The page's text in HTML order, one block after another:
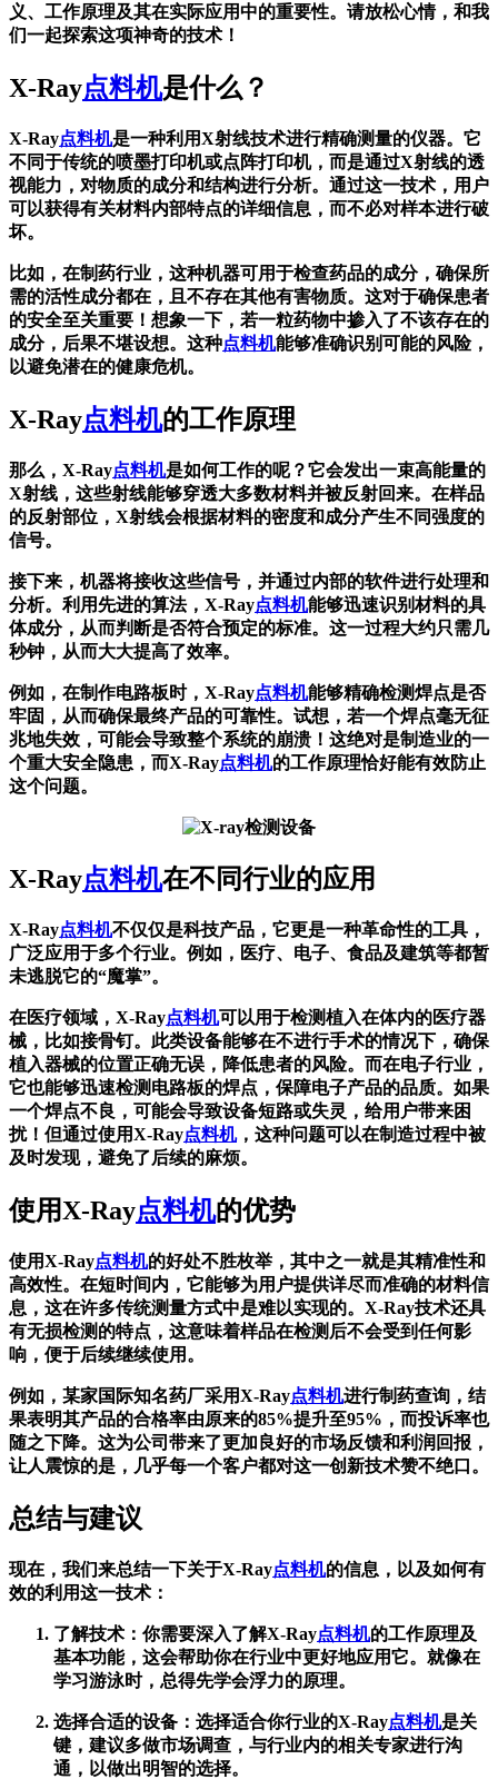
义、工作原理及其在实际应用中的重要性。请放松心情，和我
们一起探索这项神奇的技术！
X-Ray点料机是什么？
X-Ray点料机是一种利用X射线技术进行精确测量的仪器。它
不同于传统的喷墨打印机或点阵打印机，而是通过X射线的透
视能力，对物质的成分和结构进行分析。通过这一技术，用户
可以获得有关材料内部特点的详细信息，而不必对样本进行破
坏。
比如，在制药行业，这种机器可用于检查药品的成分，确保所
需的活性成分都在，且不存在其他有害物质。这对于确保患者
的安全至关重要！想象一下，若一粒药物中掺入了不该存在的
成分，后果不堪设想。这种点料机能够准确识别可能的风险，
以避免潜在的健康危机。
X-Ray点料机的工作原理
那么，X-Ray点料机是如何工作的呢？它会发出一束高能量的
X射线，这些射线能够穿透大多数材料并被反射回来。在样品
的反射部位，X射线会根据材料的密度和成分产生不同强度的
信号。
接下来，机器将接收这些信号，并通过内部的软件进行处理和
分析。利用先进的算法，X-Ray点料机能够迅速识别材料的具
体成分，从而判断是否符合预定的标准。这一过程大约只需几
秒钟，从而大大提高了效率。
例如，在制作电路板时，X-Ray点料机能够精确检测焊点是否
牢固，从而确保最终产品的可靠性。试想，若一个焊点毫无征
兆地失效，可能会导致整个系统的崩溃！这绝对是制造业的一
个重大安全隐患，而X-Ray点料机的工作原理恰好能有效防止
这个问题。
X-Ray点料机在不同行业的应用
X-Ray点料机不仅仅是科技产品，它更是一种革命性的工具，
广泛应用于多个行业。例如，医疗、电子、食品及建筑等都暂
未逃脱它的“魔掌”。
在医疗领域，X-Ray点料机可以用于检测植入在体内的医疗器
械，比如接骨钉。此类设备能够在不进行手术的情况下，确保
植入器械的位置正确无误，降低患者的风险。而在电子行业，
它也能够迅速检测电路板的焊点，保障电子产品的品质。如果
一个焊点不良，可能会导致设备短路或失灵，给用户带来困
扰！但通过使用X-Ray点料机，这种问题可以在制造过程中被
及时发现，避免了后续的麻烦。
使用X-Ray点料机的优势
使用X-Ray点料机的好处不胜枚举，其中之一就是其精准性和
高效性。在短时间内，它能够为用户提供详尽而准确的材料信
息，这在许多传统测量方式中是难以实现的。X-Ray技术还具
有无损检测的特点，这意味着样品在检测后不会受到任何影
响，便于后续继续使用。
例如，某家国际知名药厂采用X-Ray点料机进行制药查询，结
果表明其产品的合格率由原来的85%提升至95%，而投诉率也
随之下降。这为公司带来了更加良好的市场反馈和利润回报，
让人震惊的是，几乎每一个客户都对这一创新技术赞不绝口。
总结与建议
现在，我们来总结一下关于X-Ray点料机的信息，以及如何有
效的利用这一技术：
了解技术：你需要深入了解X-Ray点料机的工作原理及
基本功能，这会帮助你在行业中更好地应用它。就像在
学习游泳时，总得先学会浮力的原理。
选择合适的设备：选择适合你行业的X-Ray点料机是关
键，建议多做市场调查，与行业内的相关专家进行沟
通，以做出明智的选择。